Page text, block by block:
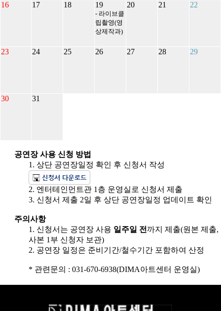
16 17 18 19
- 라이브클
립촬영(영
상제작과)
20 21 22
23 24 25 26 27 28 29
30 31
공연장 사용 신청 방법
1. 상단 공연장일정 확인 후 신청서 작성
2. 엔터테인먼트관 1층 운영실로 신청서 제출
3. 신청서 제출 2일 후 상단 공연장일정 업데이트 확인
주의사항
1. 신청서는 공연장 사용 일주일 전 까지 제출(원본 제출,
사본 1부 신청자 보관)
2. 공연장 일정은 준비기간/철수기간 포함하여 산정
* 관련문의 : 031-670-6938(DIMA아트센터 운영실)